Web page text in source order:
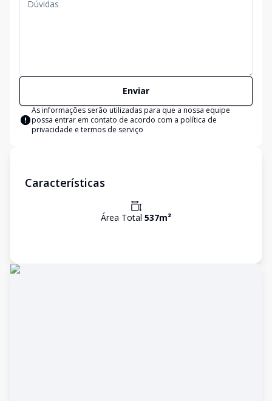
Enviar
As informações serão utilizadas para que a nossa equipe
possa entrar em contato de acordo com a política de
privacidade e termos de serviço
Características
Área Total 537m²